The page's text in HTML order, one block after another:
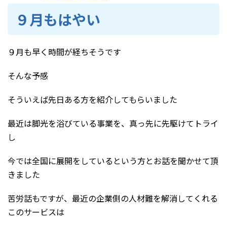
９月もはやい
９月も早く時間が経ちそうです
そんな予感
そういえば先日ある方を紹介してもらいました
最近は脚光を浴びている事業を、真っ先に先駆けてトライ
し
今では全国に展開をしているという方とお話を聞かせて頂
きました
苦労話もですが、最近の企業側の人材難を解消してくれる
このサービスは